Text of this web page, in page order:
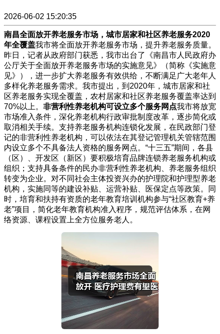
2026-06-02 15:20:35
南昌全面放开养老服务市场，城市居家和社区养老服务2020
年全覆盖我市将全面放开养老服务市场，提升养老服务质量。
昨日，记者从政府部门获悉，我市出台了《南昌市人民政府办
公厅关于全面放开养老服务市场的实施意见》（简称《实施意
见》），进一步扩大养老服务有效供给，不断满足广大老年人
多样化养老服务需求。我市提出，到2020年，城市居家和社
区养老服务实现全覆盖，农村居家和社区养老服务覆盖率达到
70%以上。 非营利性养老机构可设立多个服务网点我市将放宽
市场准入条件，深化养老机构行政审批制度改革，逐步简化或
取消相关手续。支持养老服务机构连锁化发展，在民政部门登
记的非营利性养老机构，可以依法在其登记管理机关管辖范围
内设立多个不具备法人资格的服务网点。“十三五”期间，各县
（区）、开发区（新区）要积极培育品牌连锁养老服务机构或
组织；支持具备条件的民办非营利性养老机构、养老服务组织
转变为企业。对不同社会主体投资兴办的护理院和护理型养老
机构，实施同等的建设补贴、运营补贴、医保定点等政策。同
时，培育和扶持有资质的老年教育培训机构参与“社区教育+养
老”项目，简化老年教育机构准入程序，规范评估体系，在网
络资源、课程设置上全方位服务老人。